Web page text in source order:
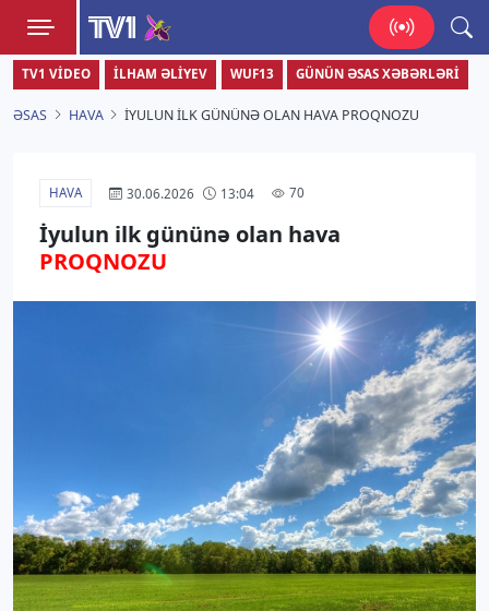
TV1
Zamanı bizimlə yaşa!
TV1 VIDEO İLHAM ƏLIYEV WUF13 GÜNÜN ƏSAS XƏBƏRLƏRI
ƏSAS HAVA İYULUN ILK GÜNÜNƏ OLAN HAVA PROQNOZU
HAVA 30.06.2026 13:04 70
İyulun ilk gününə olan hava
PROQNOZU